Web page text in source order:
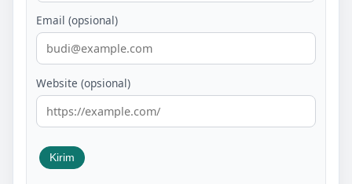
Email (opsional)
Website (opsional)